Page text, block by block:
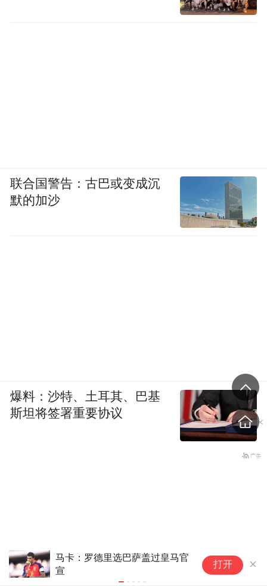
台风“白海豚”最新路径研判，浙
江启动应急响应，严阵以待
打开
联合国警告：古巴或变成沉
默的加沙
爆料：沙特、土耳其、巴基
斯坦将签署重要协议